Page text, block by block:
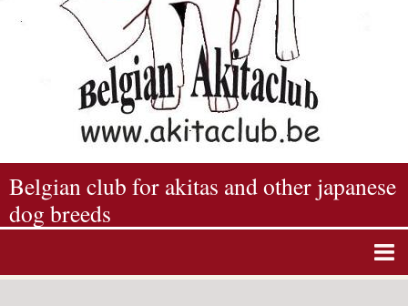
Belgian club for akitas and other japanese
dog breeds